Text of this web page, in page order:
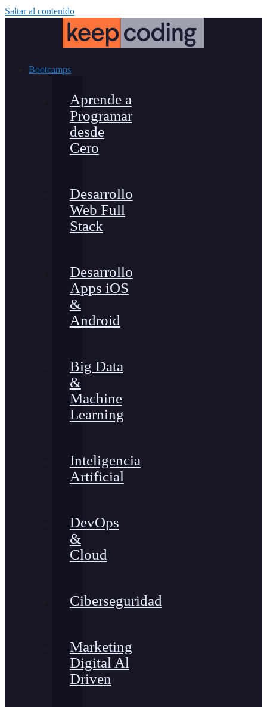
Saltar al contenido
Bootcamps
Aprende a
Programar
desde
Cero
Desarrollo
Web Full
Stack
Desarrollo
Apps iOS
&
Android
Big Data
&
Machine
Learning
Inteligencia
Artificial
DevOps
&
Cloud
Ciberseguridad
Marketing
Digital Al
Driven